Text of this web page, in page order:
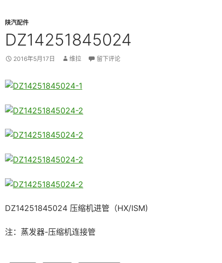
陕汽配件
DZ14251845024
2016年5月17日 维拉 留下评论
DZ14251845024 压缩机进管（HX/ISM)
注：蒸发器-压缩机连接管